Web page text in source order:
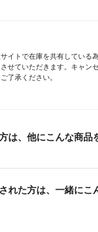
イトで在庫を共有している
せていただきます。キャン
了承ください。
は、他にこんな商品
れた方は、一緒にこ